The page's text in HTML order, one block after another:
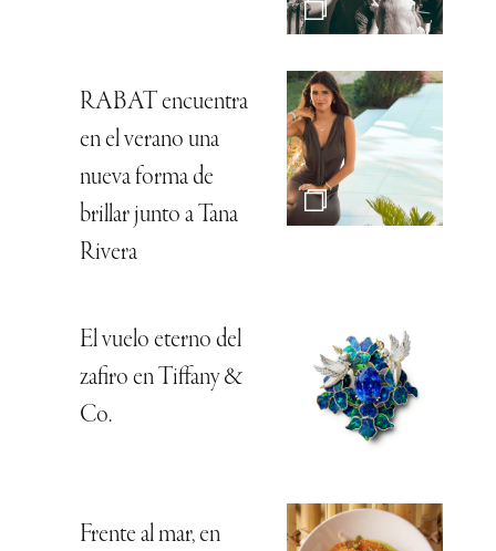
RABAT encuentra
en el verano una
nueva forma de
brillar junto a Tana
Rivera
El vuelo eterno del
zafiro en Tiffany &
Co.
Frente al mar, en